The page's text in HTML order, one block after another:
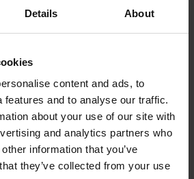
Details About
content and ads, to
features and to analyse our traffic.
about your use of our site with
and analytics partners who
information that you’ve
they’ve collected from your use
Herman Miller
Begagnad
Kontorsstol Aeron B